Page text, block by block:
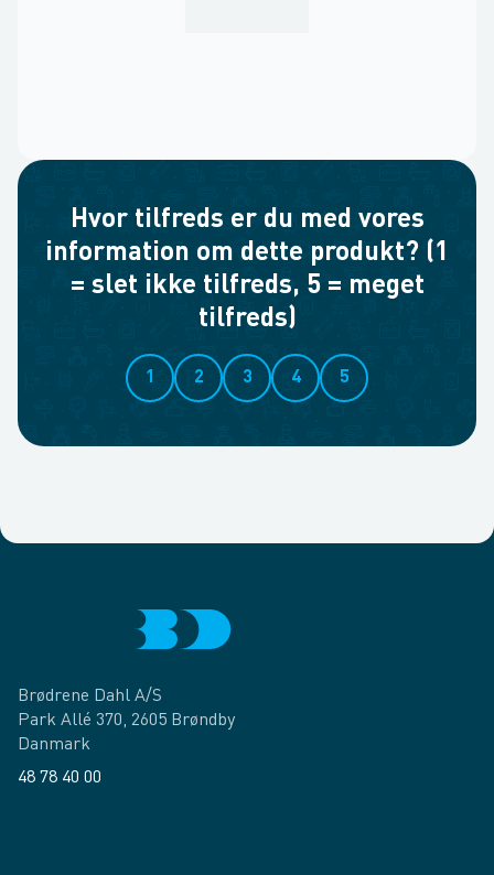
Hvor tilfreds er du med vores
information om dette produkt? (1
= slet ikke tilfreds, 5 = meget
tilfreds)
1 2 3 4 5
Brødrene Dahl A/S
Park Allé 370, 2605 Brøndby
Danmark
48 78 40 00